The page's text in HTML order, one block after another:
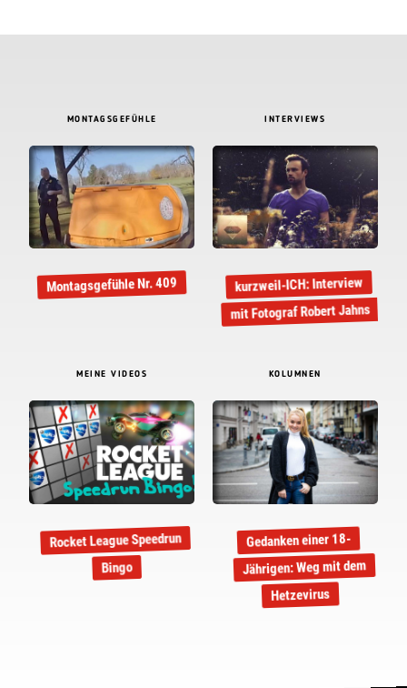
MONTAGSGEFÜHLE
Montagsgefühle Nr. 409
INTERVIEWS
kurzweil-ICH: Interview
mit Fotograf Robert Jahns
MEINE VIDEOS
Rocket League Speedrun
Bingo
KOLUMNEN
Gedanken einer 18-
Jährigen: Weg mit dem
Hetzevirus